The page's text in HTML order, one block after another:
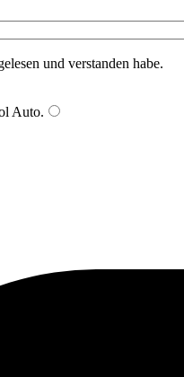
und verstanden habe.
Auto.